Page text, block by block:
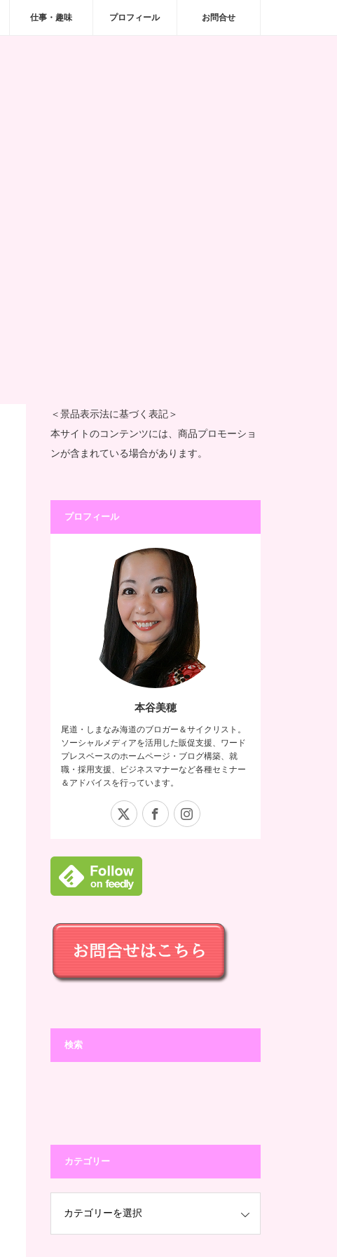
仕事・趣味 プロフィール お問合せ
＜景品表示法に基づく表記＞
本サイトのコンテンツには、商品プロモーショ
ンが含まれている場合があります。
プロフィール
本谷美穂
尾道・しまなみ海道のブロガー＆サイクリスト。
ソーシャルメディアを活用した販促支援、ワード
プレスベースのホームページ・ブログ構築、就
職・採用支援、ビジネスマナーなど各種セミナー
＆アドバイスを行っています。
Facebook
検索
カテゴリー